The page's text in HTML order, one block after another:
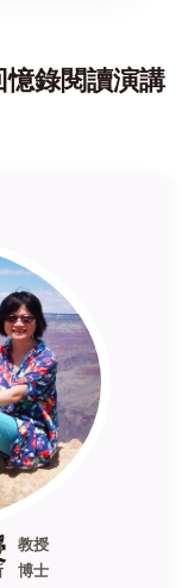
錄閱讀演講
教授
博士